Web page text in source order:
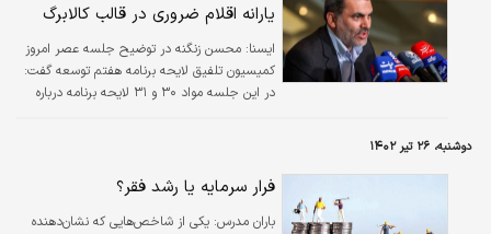
یارانه اقلام ضروری در قالب کالابرگ
ايسنا: محسن زنگنه در توضیح جلسه عصر امروز
کمیسیون تلفیق لایحه برنامه هفتم توسعه گفت:
در این جلسه مواد ۳۰ و ۳۱ لایحه برنامه درباره
صدم برسد.
دوشنبه، ۲۶ تیر ۱۴۰۲
فرار سرمایه یا رشد فقر؟
باران مدرس: یکی از شاخص‌هایی که نشان‌دهنده